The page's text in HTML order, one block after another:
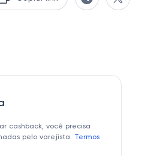
cashback, você precisa
pelo varejista. Termos